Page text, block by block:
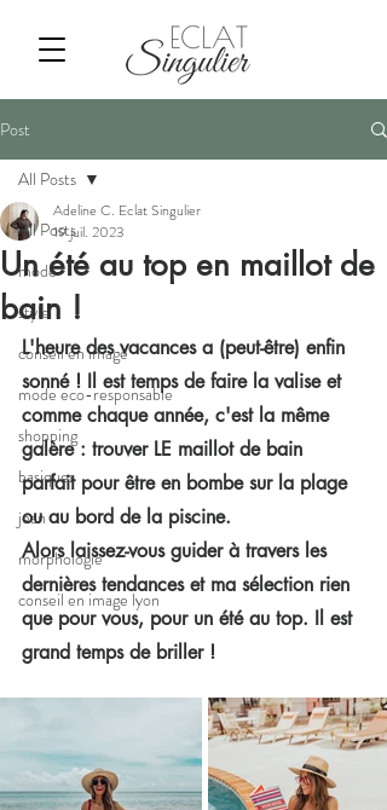
Post
All Posts
mode
style
conseil en image
mode eco-responsable
shopping
basiques
jean
morphologie
conseil en image lyon
All Posts
Un été au top en maillot de
bain !
Adeline C. Eclat Singulier
19 juil. 2023
L'heure des vacances a (peut-être) enfin
sonné ! Il est temps de faire la valise et
comme chaque année, c'est la même
galère : trouver LE maillot de bain
parfait pour être en bombe sur la plage
ou au bord de la piscine.
Alors laissez-vous guider à travers les
dernières tendances et ma sélection rien
que pour vous, pour un été au top. Il est
grand temps de briller !